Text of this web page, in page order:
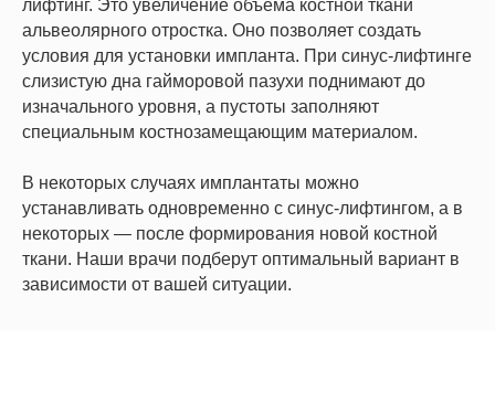
лифтинг. Это увеличение объема костной ткани
альвеолярного отростка. Оно позволяет создать
условия для установки импланта. При синус-лифтинге
слизистую дна гайморовой пазухи поднимают до
изначального уровня, а пустоты заполняют
специальным костнозамещающим материалом.
В некоторых случаях имплантаты можно
устанавливать одновременно с синус-лифтингом, а в
некоторых — после формирования новой костной
ткани. Наши врачи подберут оптимальный вариант в
зависимости от вашей ситуации.